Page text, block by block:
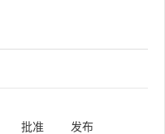
批准 发布